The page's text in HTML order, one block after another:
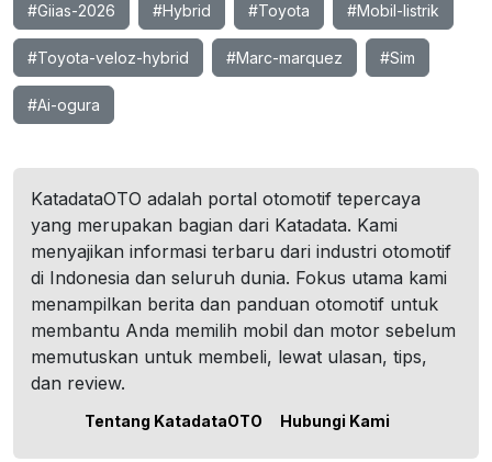
#Giias-2026 #Hybrid #Toyota #Mobil-listrik
#Toyota-veloz-hybrid #Marc-marquez #Sim
#Ai-ogura
KatadataOTO adalah portal otomotif tepercaya
yang merupakan bagian dari Katadata. Kami
menyajikan informasi terbaru dari industri otomotif
di Indonesia dan seluruh dunia. Fokus utama kami
menampilkan berita dan panduan otomotif untuk
membantu Anda memilih mobil dan motor sebelum
memutuskan untuk membeli, lewat ulasan, tips,
dan review.
Tentang KatadataOTO Hubungi Kami